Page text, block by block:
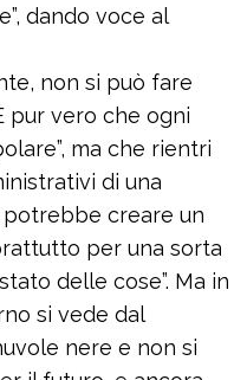
dando voce al
non si può fare
pur vero che ogni
ma che rientri
di una
potrebbe creare un
per una sorta
delle cose”. Ma in
si vede dal
nere e non si